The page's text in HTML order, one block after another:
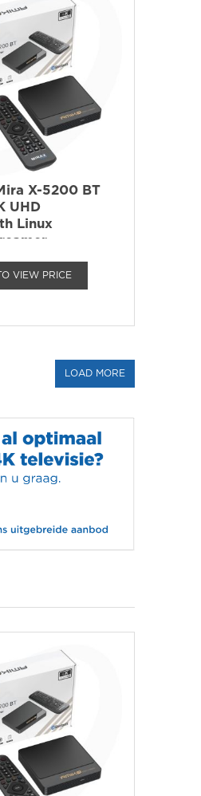
X-5200 BT
UHD
Linux
VIEW PRICE